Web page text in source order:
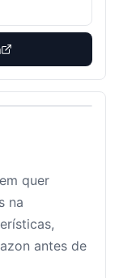
quer
na
antes de